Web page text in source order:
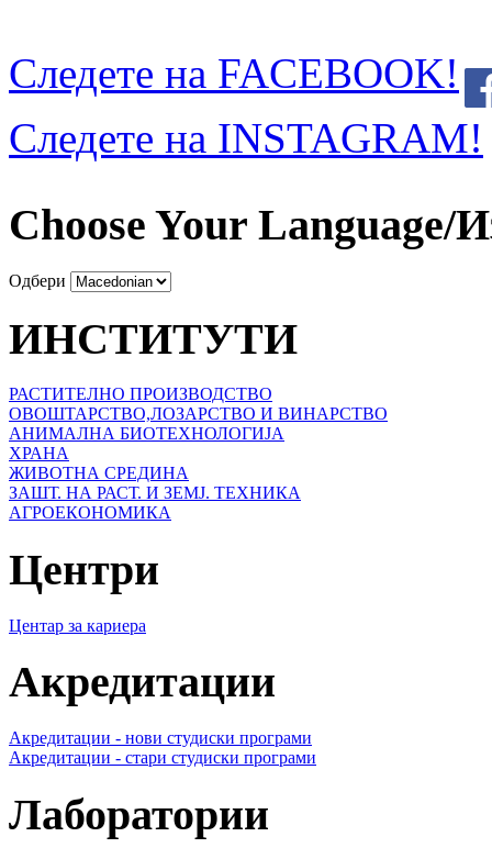
Следете на FACEBOOK!
Следете на INSTAGRAM!
Choose Your Language/
Одбери
ИНСТИТУТИ
РАСТИТЕЛНО ПРОИЗВОДСТВО
ОВОШТАРСТВО,ЛОЗАРСТВО И ВИНАРСТВО
АНИМАЛНА БИОТЕХНОЛОГИЈА
ХРАНА
ЖИВОТНА СРЕДИНА
ЗАШТ. НА РАСТ. И ЗЕМЈ. ТЕХНИКА
АГРОЕКОНОМИКА
Центри
Центар за кариера
Акредитации
Акредитации - нови студиски програми
Акредитации - стари студиски програми
Лаборатории